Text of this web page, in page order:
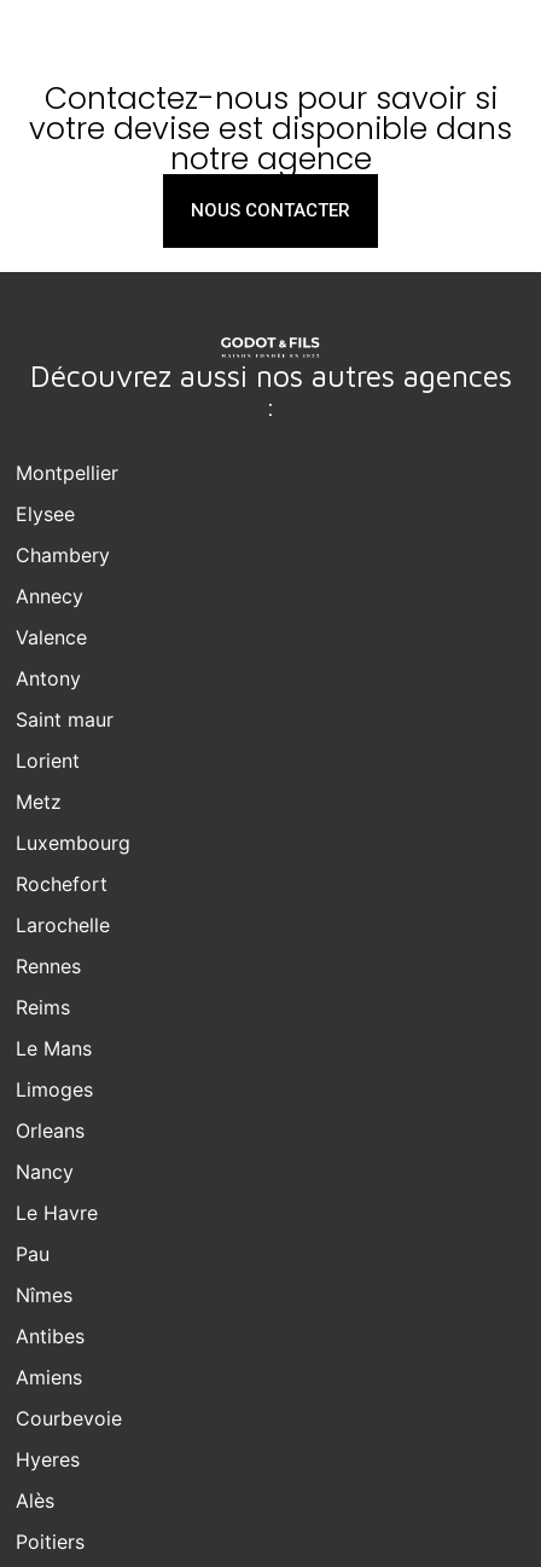
Contactez-nous pour savoir si
votre devise est disponible dans
notre agence
NOUS CONTACTER
Découvrez aussi nos autres agences
:
Montpellier
Elysee
Chambery
Annecy
Valence
Antony
Saint maur
Lorient
Metz
Luxembourg
Rochefort
Larochelle
Rennes
Reims
Le Mans
Limoges
Orleans
Nancy
Le Havre
Pau
Nîmes
Antibes
Amiens
Courbevoie
Hyeres
Alès
Poitiers